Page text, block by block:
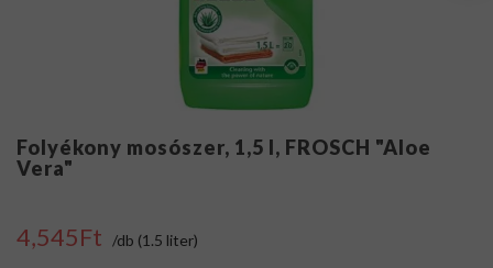
Folyékony mosószer, 1,5 l, FROSCH "Aloe
Vera"
4,545Ft /db (1.5 liter)